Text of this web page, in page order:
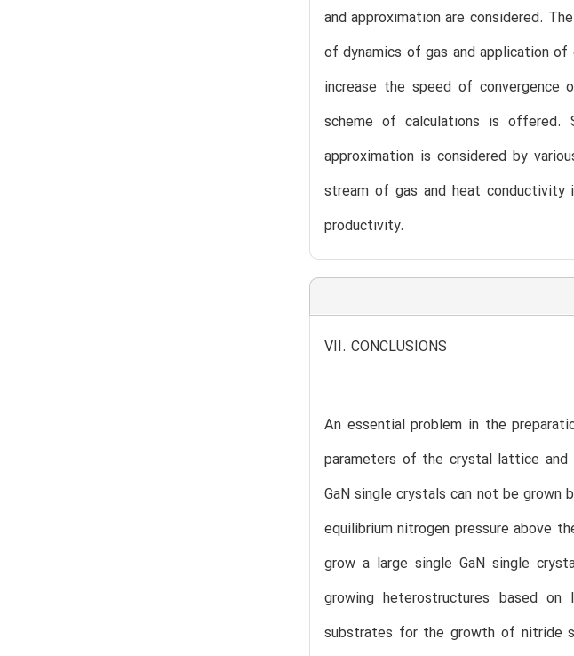
and approximation are considered.
of dynamics of gas and application
increase the speed of
scheme of calculations is offered.
approximation is considered by
stream of gas and heat
productivity.
VII. CONCLUSIONS
An essential problem in the
parameters of the crystal lattice
GaN single crystals can not be grown
equilibrium nitrogen pressure above
grow a large single GaN single
growing heterostructures based
substrates for the growth of nitride